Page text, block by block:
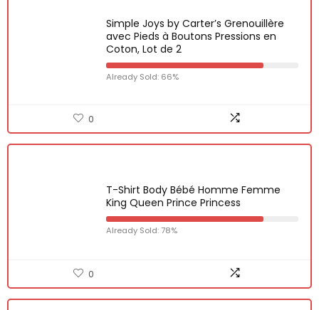
Simple Joys by Carter’s Grenouillère
avec Pieds à Boutons Pressions en
Coton, Lot de 2
Already Sold: 66%
0
T-Shirt Body Bébé Homme Femme
King Queen Prince Princess
Already Sold: 78%
0